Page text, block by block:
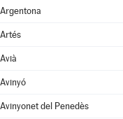
Argentona
Artés
Avià
Avinyó
Avinyonet del Penedès